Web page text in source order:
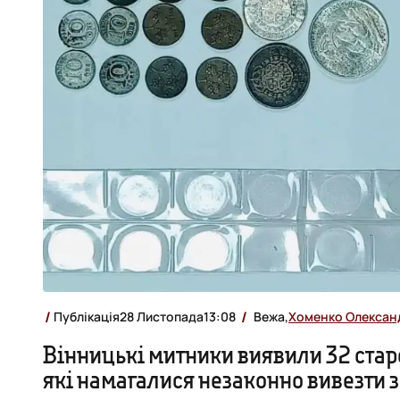
Публікація28 Листопада13:08 Вежа,Хоменко
Вінницькі митники виявили 32
які намагалися незаконно вивезти